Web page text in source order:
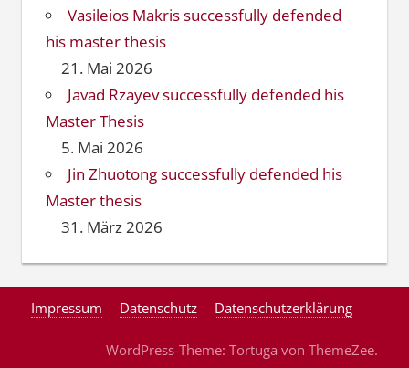
Vasileios Makris successfully defended
his master thesis
21. Mai 2026
Javad Rzayev successfully defended his
Master Thesis
5. Mai 2026
Jin Zhuotong successfully defended his
Master thesis
31. März 2026
Impressum Datenschutz Datenschutzerklärung
WordPress-Theme: Tortuga von ThemeZee.